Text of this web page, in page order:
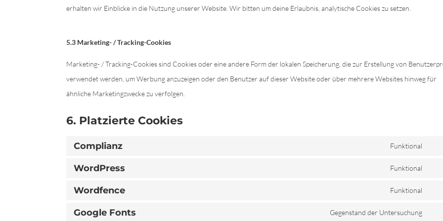
erhalten wir Einblicke in die Nutzung unserer Website. Wir bitten um deine Erlaubnis, analytische Cookies zu setzen.
5.3 Marketing- / Tracking-Cookies
Marketing- / Tracking-Cookies sind Cookies oder eine andere Form der lokalen Speicherung, die zur Erstellung von
verwendet werden, um Werbung anzuzeigen oder den Benutzer auf dieser Website oder über mehrere Websites hinweg für
ähnliche Marketingzwecke zu verfolgen.
6. Platzierte Cookies
Complianz
Funktional
WordPress
Funktional
Wordfence
Funktional
Google Fonts
Gegenstand der Untersuchung